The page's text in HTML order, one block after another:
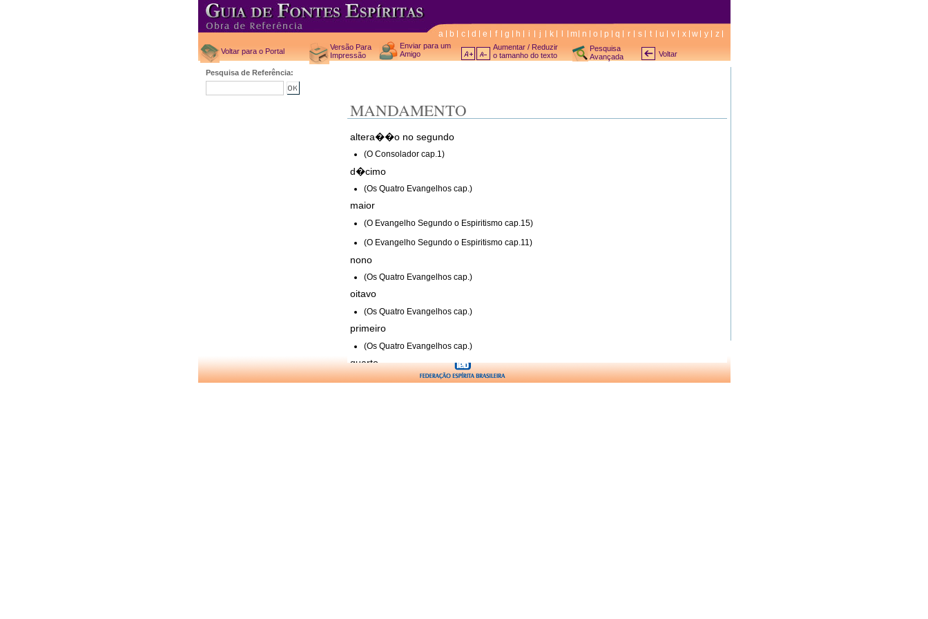
a b c d e f g h i j k m n o p q r s t u v x w y z
Voltar para o Portal
Versão Para
Impressão
Enviar para um
Amigo
Aumentar / Reduzir
o tamanho do texto
Pesquisa
Avançada
Voltar
Pesquisa de Referência:
MANDAMENTO
altera��o no segundo
(O Consolador cap.1)
d�cimo
(Os Quatro Evangelhos cap.)
maior
(O Evangelho Segundo o Espiritismo cap.15)
(O Evangelho Segundo o Espiritismo cap.11)
nono
(Os Quatro Evangelhos cap.)
oitavo
(Os Quatro Evangelhos cap.)
primeiro
(Os Quatro Evangelhos cap.)
quarto
(Os Quatro Evangelhos cap.)